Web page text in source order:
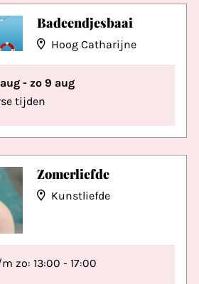
Badeendjesbaai
Hoog Catharijne
- zo 9 aug
tijden
Zomerliefde
Kunstliefde
zo: 13:00 - 17:00